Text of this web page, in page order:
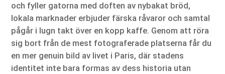
och fyller gatorna med doften av nybakat bröd,
lokala marknader erbjuder färska råvaror och samtal
pågår i lugn takt över en kopp kaffe. Genom att röra
sig bort från de mest fotograferade platserna får du
en mer genuin bild av livet i Paris, där stadens
identitet inte bara formas av dess historia utan